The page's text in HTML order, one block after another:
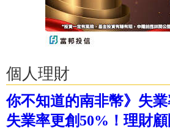
個人理財
你不知道的南非幣》失
失業率更創50%！理財顧